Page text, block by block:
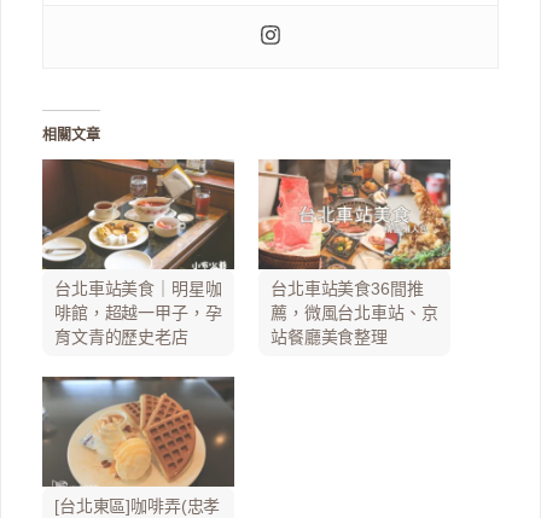
相關文章
台北車站美食｜明星咖
啡館，超越一甲子，孕
育文青的歷史老店
台北車站美食36間推
薦，微風台北車站、京
站餐廳美食整理
[台北東區]咖啡弄(忠孝